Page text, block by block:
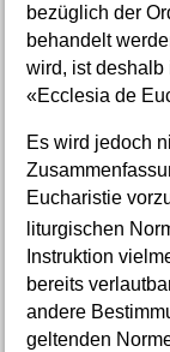
bezüglich der
behandelt
wird, ist deshalb
«Ecclesia de
Es wird jedoch
Eucharistie
liturgischen
Instruktion
bereits
andere
geltenden